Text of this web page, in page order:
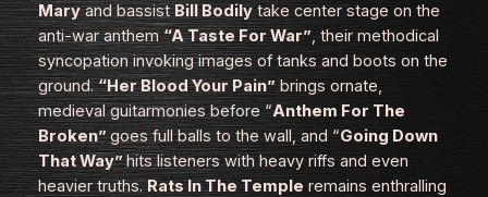
Maryand bassistBill Bodilytake center stage on the
anti-war anthem“A Taste For War” their methodical
syncopation invoking images of tanks and boots on the
ground. “Her Blood Your Pain”brings ornate,
medieval guitarmonies before “Anthem For The
Broken”goes full balls to the wall, and “Going Down
That Way”hits listeners with heavy riffs and even
heavier truths.Rats In The Temple remains enthralling